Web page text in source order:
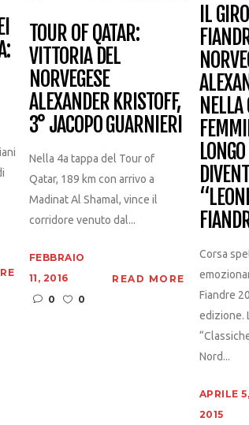
TOUR OF QATAR:
VITTORIA DEL
NORVEGESE
ALEXANDER KRISTOFF,
3° JACOPO GUARNIERI
Nella 4a tappa del Tour of
Qatar, 189 km con arrivo a
Madinat Al Shamal, vince il
corridore venuto dal...
FEBBRAIO
11, 2016
0
0
READ MORE
IL
NELLA
Corsa
Fiandre
edizione.
Nord...
APRILE 5,
2015